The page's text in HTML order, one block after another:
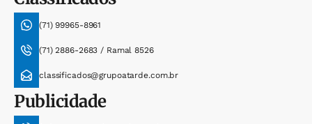
(71) 99965-8961
(71) 2886-2683 / Ramal 8526
classificados@grupoatarde.com.br
Publicidade